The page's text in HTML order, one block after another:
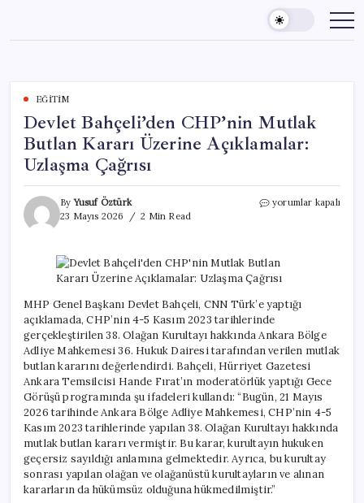
content
EĞITIM
Devlet Bahçeli’den CHP’nin Mutlak
Butlan Kararı Üzerine Açıklamalar:
Uzlaşma Çağrısı
ByYusuf Öztürk
23 Mayıs 2026
2 Min Read
Devlet
Kararı
Üzerine
Açıklamalar:
Uzlaşma
Çağrısı
için
yorumlar kapalı
MHP Genel Başkanı Devlet Bahçeli, CNN Türk’e yaptığı
açıklamada, CHP’nin 4-5 Kasım 2023 tarihlerinde
gerçekleştirilen 38. Olağan Kurultayı hakkında Ankara Bölge
Adliye Mahkemesi 36. Hukuk Dairesi tarafından verilen mutlak
butlan kararını değerlendirdi. Bahçeli, Hürriyet Gazetesi
Ankara Temsilcisi Hande Fırat’ın moderatörlük yaptığı Gece
Görüşü programında şu ifadeleri kullandı: “Bugün, 21 Mayıs
2026 tarihinde Ankara Bölge Adliye Mahkemesi, CHP’nin 4-5
Kasım 2023 tarihlerinde yapılan 38. Olağan Kurultayı hakkında
mutlak butlan kararı vermiştir. Bu karar, kurultayın hukuken
geçersiz sayıldığı anlamına gelmektedir. Ayrıca, bu kurultay
sonrası yapılan olağan ve olağanüstü kurultayların ve alınan
kararların da hükümsüz olduğuna hükmedilmiştir.”